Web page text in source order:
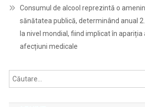
Consumul de alcool reprezintă o
sănătatea publică, determinând anual
la nivel mondial, fiind implicat în apariția
afecțiuni medicale